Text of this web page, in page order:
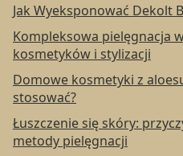
Jak Wyeksponować Dekolt
Kompleksowa pielęgnacja
kosmetyków i stylizacji
Domowe kosmetyki z
stosować?
Łuszczenie się skóry:
metody pielęgnacji